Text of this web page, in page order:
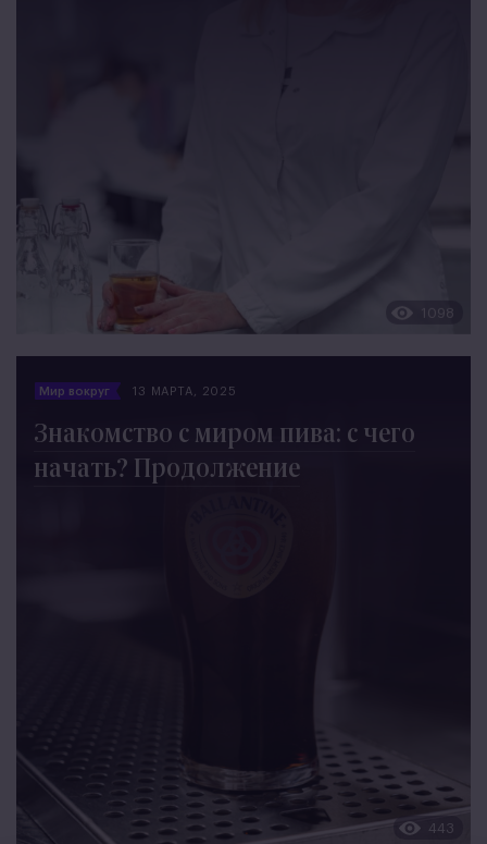
1098
Мир вокруг 13 МАРТА, 2025
Знакомство с миром пива: с чего
начать? Продолжение
443